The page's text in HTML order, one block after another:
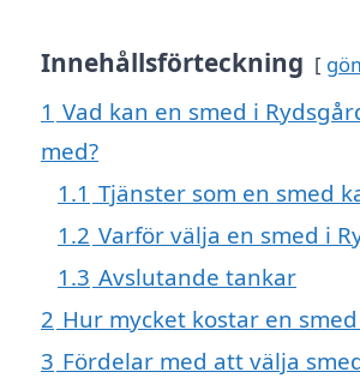
Innehållsförteckning
1 Vad kan en smed i
med?
1.1 Tjänster som en smed
1.2 Varför välja en smed i
1.3 Avslutande tankar
2 Hur mycket kostar en
3 Fördelar med att välja